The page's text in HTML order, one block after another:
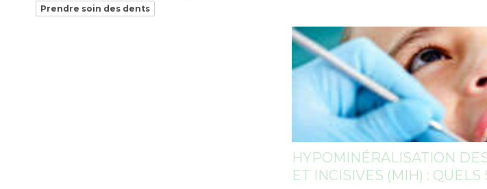
HYPOMINÉRALISATION
ET INCISIVES (MIH) : QUELS
Prendre soin des dents